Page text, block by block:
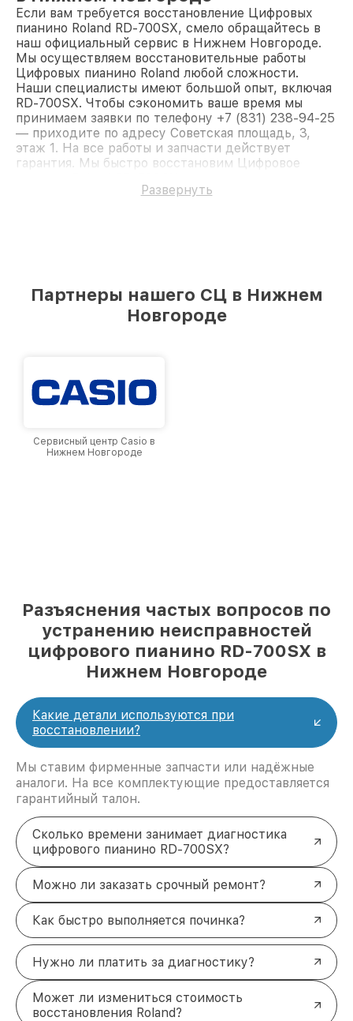
Если вам требуется восстановление Цифровых
пианино Roland RD-700SX, смело обращайтесь в
наш официальный сервис в Нижнем Новгороде.
Мы осуществляем восстановительные работы
Цифровых пианино Roland любой сложности.
Наши специалисты имеют большой опыт, включая
RD-700SX. Чтобы сэкономить ваше время мы
принимаем заявки по телефону +7 (831) 238-94-25
— приходите по адресу Советская площадь, 3,
этаж 1. На все работы и запчасти действует
гарантия. Мы быстро восстановим Цифровое
Развернуть
Партнеры нашего СЦ в Нижнем
Новгороде
Сервисный центр Casio в
Нижнем Новгороде
Разъяснения частых вопросов по
устранению неисправностей
цифрового пианино RD-700SX в
Нижнем Новгороде
Какие детали используются при
восстановлении?
Мы ставим фирменные запчасти или надёжные
аналоги. На все комплектующие предоставляется
гарантийный талон.
Сколько времени занимает диагностика
цифрового пианино RD-700SX?
Можно ли заказать срочный ремонт?
Как быстро выполняется починка?
Нужно ли платить за диагностику?
Может ли измениться стоимость
восстановления Roland?